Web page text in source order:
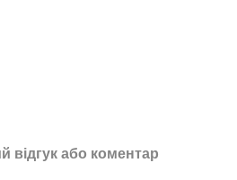
відгук або коментар